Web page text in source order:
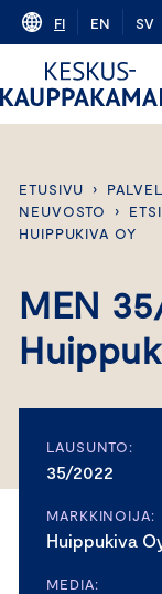
Skip
content
FI EN SV
ETUSIVU ›
NEUVOSTO
›
HUIPPUKIVA OY
MEN
LAUSUNTO:
35/2022
MARKKINOIJA:
Huippukiva
MEDIA: